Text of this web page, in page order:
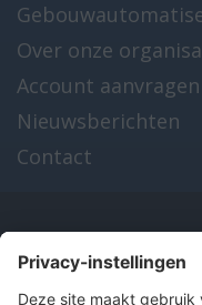
Over onze
Account aanvragen
Nieuwsberichten
Contact
Onze producten
en diensten
Over Hitma